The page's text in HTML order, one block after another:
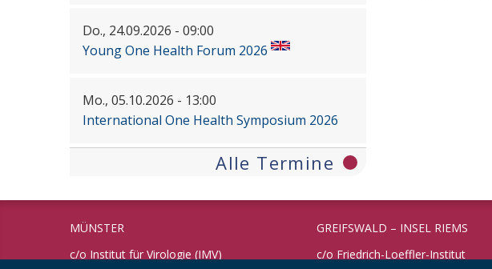
Do., 24.09.2026 - 09:00
Young One Health Forum 2026
Mo., 05.10.2026 - 13:00
International One Health Symposium 2026
Alle Termine
MÜNSTER
c/o Institut für Virologie (IMV)
GREIFSWALD – INSEL RIEMS
c/o Friedrich-Loeffler-Institut